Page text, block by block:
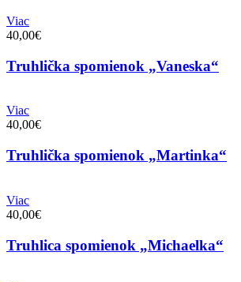
Viac
40,00€
Truhlička spomienok „Vaneska“
Viac
40,00€
Truhlička spomienok „Martinka“
Viac
40,00€
Truhlica spomienok „Michaelka“